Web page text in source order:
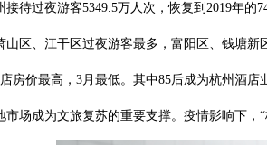
过夜游客5349.5万人次，恢复到2019年的
、江干区过夜游客最多，富阳区、钱塘新
价最高，3月最低。其中85后成为杭州酒店
成为文旅复苏的重要支撑。疫情影响下，“